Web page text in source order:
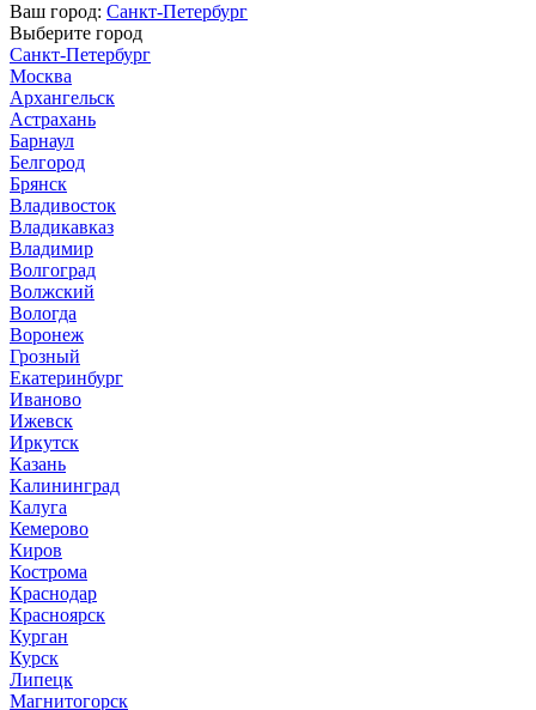
Ваш город: Санкт-Петербург
Выберите город
Санкт-Петербург
Москва
Архангельск
Астрахань
Барнаул
Белгород
Брянск
Владивосток
Владикавказ
Владимир
Волгоград
Волжский
Вологда
Воронеж
Грозный
Екатеринбург
Иваново
Ижевск
Иркутск
Казань
Калининград
Калуга
Кемерово
Киров
Кострома
Краснодар
Красноярск
Курган
Курск
Липецк
Магнитогорск